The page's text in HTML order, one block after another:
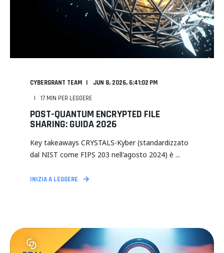
CYBERGRANT TEAM
JUN 8, 2026, 6:41:02 PM
17 MIN PER LEGGERE
POST-QUANTUM ENCRYPTED FILE
SHARING: GUIDA 2026
Key takeaways CRYSTALS-Kyber (standardizzato
dal NIST come FIPS 203 nell'agosto 2024) è ...
INIZIA A LEGGERE